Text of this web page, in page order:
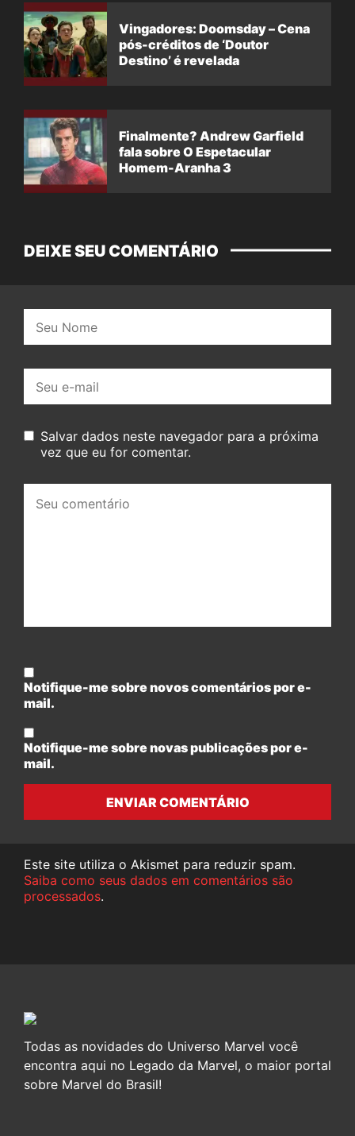
Vingadores: Doomsday – Cena
pós-créditos de ‘Doutor
Destino’ é revelada
Finalmente? Andrew Garfield
fala sobre O Espetacular
Homem-Aranha 3
DEIXE SEU COMENTÁRIO
mail:
Salvar dados neste navegador para a próxima
vez que eu for comentar.
comentário:
Notifique-me sobre novos comentários por e-
mail.
Notifique-me sobre novas publicações por e-
mail.
ENVIAR COMENTÁRIO
Este site utiliza o Akismet para reduzir spam.
Saiba como seus dados em comentários são
processados.
Todas as novidades do Universo Marvel você
encontra aqui no Legado da Marvel, o maior portal
sobre Marvel do Brasil!